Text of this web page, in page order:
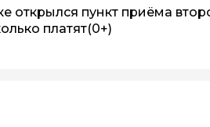
открылся пункт приёма
платят(0+)